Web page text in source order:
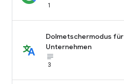
1
Dolmetschermodus für
Unternehmen
subject_black
3